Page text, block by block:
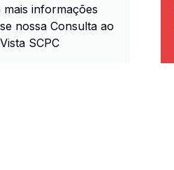
mais informações
nossa Consulta ao
SCPC